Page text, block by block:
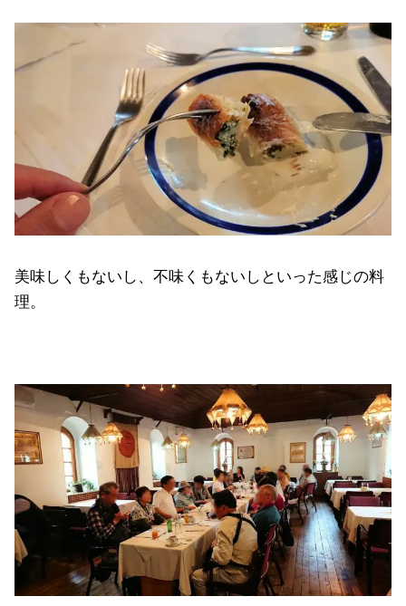
美味しくもないし、不味くもないしといった感じの料
理。